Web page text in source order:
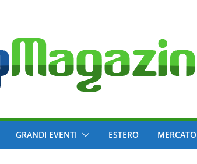
GRANDI EVENTI ESTERO MERCATO